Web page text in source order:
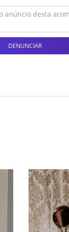
DENUNCIAR